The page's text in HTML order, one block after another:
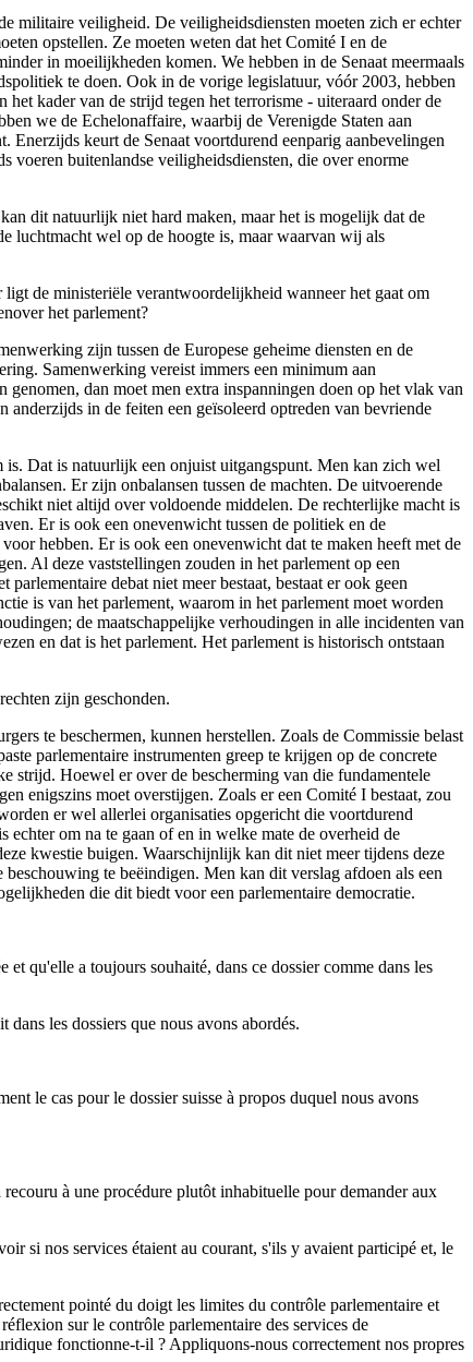
militaire veiligheid. De veiligheidsdiensten moeten zich er echter
opstellen. Ze moeten weten dat het Comité I en de
in moeilijkheden komen. We hebben in de Senaat meermaals
te doen. Ook in de vorige legislatuur, vóór 2003, hebben
kader van de strijd tegen het terrorisme - uiteraard onder de
we de Echelonaffaire, waarbij de Verenigde Staten aan
keurt de Senaat voortdurend eenparig aanbevelingen
voeren buitenlandse veiligheidsdiensten, die over enorme
dit natuurlijk niet hard maken, maar het is mogelijk dat de
luchtmacht wel op de hoogte is, maar waarvan wij als
de ministeriële verantwoordelijkheid wanneer het gaat om
het parlement?
zijn tussen de Europese geheime diensten en de
Samenwerking vereist immers een minimum aan
genomen, dan moet men extra inspanningen doen op het vlak van
in de feiten een geïsoleerd optreden van bevriende
is. Dat is natuurlijk een onjuist uitgangspunt. Men kan zich wel
Er zijn onbalansen tussen de machten. De uitvoerende
niet altijd over voldoende middelen. De rechterlijke macht is
Er is ook een onevenwicht tussen de politiek en de
hebben. Er is ook een onevenwicht dat te maken heeft met de
Al deze vaststellingen zouden in het parlement op een
debat niet meer bestaat, bestaat er ook geen
is van het parlement, waarom in het parlement moet worden
de maatschappelijke verhoudingen in alle incidenten van
en dat is het parlement. Het parlement is historisch ontstaan
zijn geschonden.
te beschermen, kunnen herstellen. Zoals de Commissie belast
parlementaire instrumenten greep te krijgen op de concrete
strijd. Hoewel er over de bescherming van die fundamentele
enigszins moet overstijgen. Zoals er een Comité I bestaat, zou
er wel allerlei organisaties opgericht die voortdurend
echter om na te gaan of en in welke mate de overheid de
kwestie buigen. Waarschijnlijk kan dit niet meer tijdens deze
te beëindigen. Men kan dit verslag afdoen als een
die dit biedt voor een parlementaire democratie.
qu'elle a toujours souhaité, dans ce dossier comme dans les
les dossiers que nous avons abordés.
le cas pour le dossier suisse à propos duquel nous avons
à une procédure plutôt inhabituelle pour demander aux
si nos services étaient au courant, s'ils y avaient participé et, le
pointé du doigt les limites du contrôle parlementaire et
sur le contrôle parlementaire des services de
fonctionne-t-il ? Appliquons-nous correctement nos propres